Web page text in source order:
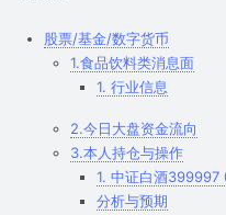
股票/基金/数字货币
1.食品饮料类消息面
1. 行业信息
2.今日大盘资金流向
3.本人持仓与操作
1. 中证白酒399997
分析与预期